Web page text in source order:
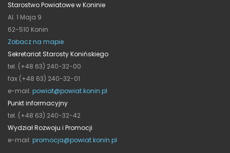
Starostwo Powiatowe w Koninie
Al. 1 Maja 9
62-510 Konin
Zobacz na mapie
Sekretariat Starosty Konińskiego
tel. (+48 63) 240-32-00
fax (+48 63) 240-32-01
e-mail: powiat@powiat.konin.pl
Punkt informacyjny
tel. (+48 63) 240-32-42
Wydział Rozwoju i Promocji
e-mail: promocja@powiat.konin.pl